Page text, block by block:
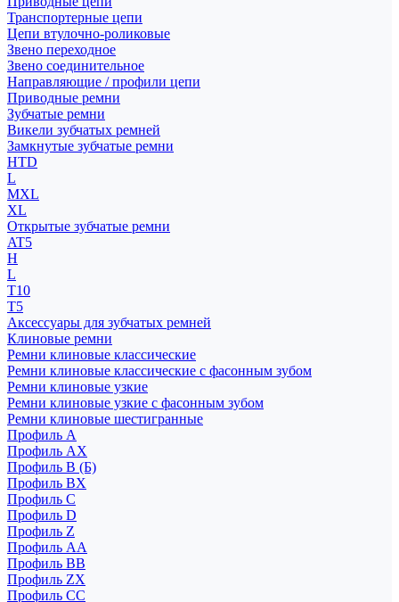
Транспортерные цепи
Цепи втулочно-роликовые
Звено переходное
Звено соединительное
Направляющие / профили цепи
Приводные ремни
Зубчатые ремни
Викели зубчатых ремней
Замкнутые зубчатые ремни
HTD
L
MXL
XL
Открытые зубчатые ремни
AT5
H
L
T10
T5
Аксессуары для зубчатых ремней
Клиновые ремни
Ремни клиновые классические
Ремни клиновые классические с фасонным зубом
Ремни клиновые узкие
Ремни клиновые узкие с фасонным зубом
Ремни клиновые шестигранные
Профиль A
Профиль AX
Профиль B (Б)
Профиль BX
Профиль C
Профиль D
Профиль Z
Профиль АА
Профиль BB
Профиль ZX
Профиль CC